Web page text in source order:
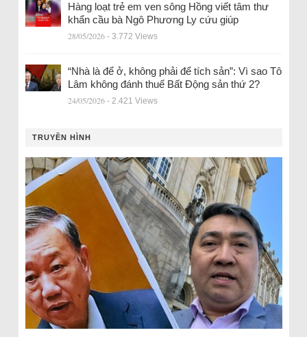
Hàng loạt trẻ em ven sông Hồng viết tâm thư
khẩn cầu bà Ngô Phương Ly cứu giúp
28/05/2026 - 3.772 Views
“Nhà là để ở, không phải để tích sản”: Vì sao Tô
Lâm không đánh thuế Bất Động sản thứ 2?
24/05/2026 - 2.421 Views
TRUYỀN HÌNH